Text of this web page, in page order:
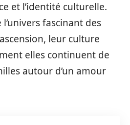
et l’identité culturelle.
fascinant des
leur culture
elles continuent de
autour d’un amour